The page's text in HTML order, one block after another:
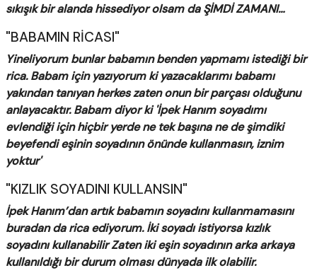
sıkışık bir alanda hissediyor olsam da ŞİMDİ ZAMANI…
"BABAMIN RİCASI"
Yineliyorum bunlar babamın benden yapmamı istediği bir
rica. Babam için yazıyorum ki yazacaklarımı babamı
yakından tanıyan herkes zaten onun bir parçası olduğunu
anlayacaktır. Babam diyor ki 'İpek Hanım soyadımı
evlendiği için hiçbir yerde ne tek başına ne de şimdiki
beyefendi eşinin soyadının önünde kullanmasın, iznim
yoktur'
"KIZLIK SOYADINI KULLANSIN"
İpek Hanım’dan artık babamın soyadını kullanmamasını
buradan da rica ediyorum. İki soyadı istiyorsa kızlık
soyadını kullanabilir Zaten iki eşin soyadının arka arkaya
kullanıldığı bir durum olması dünyada ilk olabilir.